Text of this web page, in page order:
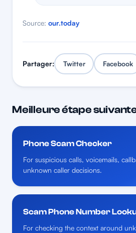
Source: our.today
Partager: Twitter Facebook
Meilleure étape
Phone Scam Checker
For suspicious calls, voicemails,
unknown caller decisions.
Scam Phone Number
For checking the context around